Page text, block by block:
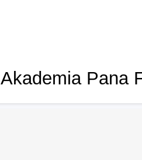
Akademia Pana